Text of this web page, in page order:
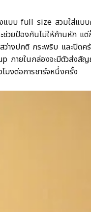
full size สวมใส่แบบค
วยป้องกันไม่ให้ก้านหัก
ว่างปกติ กระพริบ และปิ
ภายในกล่องจะมีตัวส่ง
มงต่อการชาร์จหนึ่งครั้ง